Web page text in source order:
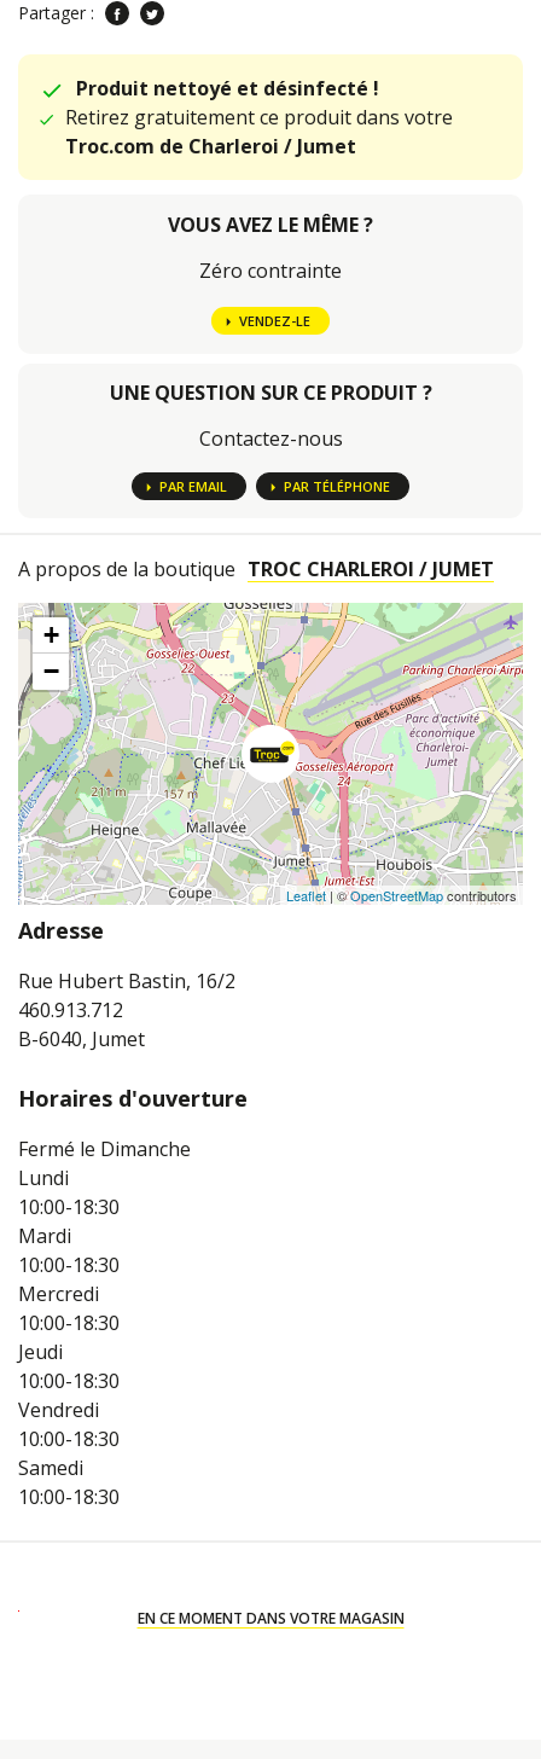
Partager :
Produit nettoyé et désinfecté !
Retirez gratuitement ce produit dans votre
Troc.com de Charleroi / Jumet
VOUS AVEZ LE MÊME ?
Zéro contrainte
VENDEZ-LE
UNE QUESTION SUR CE PRODUIT ?
Contactez-nous
PAR EMAIL PAR TÉLÉPHONE
A propos de la boutique TROC CHARLEROI / JUMET
+
−
Leaflet| ©OpenStreetMapcontributors
Adresse
Rue Hubert Bastin, 16/2
460.913.712
B-6040, Jumet
Horaires d'ouverture
Fermé le Dimanche
Lundi
10:00-18:30
Mardi
10:00-18:30
Mercredi
10:00-18:30
Jeudi
10:00-18:30
Vendredi
10:00-18:30
Samedi
10:00-18:30
EN CE MOMENT DANS VOTRE MAGASIN